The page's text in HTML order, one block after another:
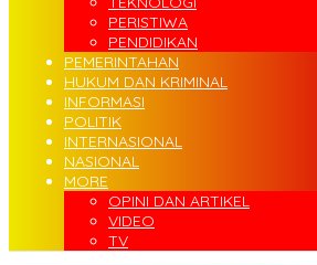
PERISTIWA
PENDIDIKAN
PEMERINTAHAN
HUKUM DAN KRIMINAL
INFORMASI
POLITIK
INTERNASIONAL
NASIONAL
MORE
OPINI DAN ARTIKEL
VIDEO
TV